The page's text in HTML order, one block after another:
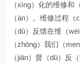
（xìng）化的维修和
（àn）。维修过程
（dū）反馈在维（
（zhōng）我们（
（jiān）督（dū）反